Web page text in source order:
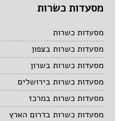
מסעדות כשרות
מסעדות כשרות
מסעדות כשרות בצפון
מסעדות כשרות בשרון
מסעדות כשרות בירושלים
מסעדות כשרות במרכז
מסעדות כשרות בדרום הארץ